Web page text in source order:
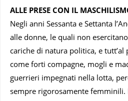
ALLE PRESE CON IL
Negli anni Sessanta e Settanta
alle donne, le quali non
cariche di natura politica, e
come forti compagne, mogli e
guerrieri impegnati nella lotta,
sempre rigorosamente